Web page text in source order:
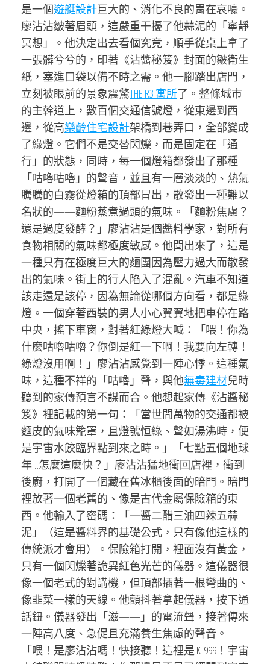
是一個遊艇設計巨大的、消化不良的胃在哀嚎。
廖沾沾皺著眉頭，這嚴重干擾了他蒜泥的「寧靜
冥想」。他決定出去看個究竟，順手從桌上拿了
一張髒兮兮的，印著《沾醬秘笈》封面的皺衛生
紙，塞進口袋以備不時之需。他一腳踏出店門，
立刻被眼前的景象震驚THE R3 寓所了。整條城市
的主幹道上，數百個交通信號燈，從東邊到西
邊，從高樂齡住宅設計架橋到巷弄口，全部變成
了綠燈。它們不是交替閃爍，而是固定在「通
行」的狀態，同時，每一個燈箱都發出了那種
「咕嚕咕嚕」的聲音，並且有一層淡淡的、熱氣
騰騰的白霧從燈箱的頂部冒出，散發出一種難以
名狀的——麵粉蒸煮過頭的氣味。「麵粉焦慮？
還是過度發酵？」廖沾沾是個醬料學家，對所有
食物相關的氣味都極度敏感。他聞出來了，這是
一種只有在極度巨大的麵團因為壓力過大而散發
出的氣味。街上的行人陷入了混亂。汽車不知道
該走還是該停，因為無論從哪個方向看，都是綠
燈。一個穿著西裝的男人小心翼翼地把車停在路
中央，搖下車窗，對著紅綠燈大喊：「喂！你為
什麼咕嚕咕嚕？你倒是紅一下啊！我要向左轉！
綠燈沒用啊！」廖沾沾感覺到一陣心悸。這種氣
味，這種不祥的「咕嚕」聲，與他無毒建材兒時
聽到的家傳預言不謀而合。他想起家傳《沾醬秘
笈》裡記載的第一句：「當世間萬物的交通都被
麵皮的氣味籠罩，且燈號恒綠、聲如湯沸時，便
是宇宙水餃臨界點到來之時。」「七點五個地球
年…怎麼這麼快？」廖沾沾猛地衝回店裡，衝到
後廚，打開了一個藏在舊冰櫃後面的暗門。暗門
裡放著一個老舊的、像是古代金屬保險箱的東
西。他輸入了密碼：「一醬二醋三油四辣五蒜
泥」（這是醬料界的基礎公式，只有像他這樣的
傳統派才會用）。保險箱打開，裡面沒有黃金，
只有一個閃爍著詭異紅色光芒的儀器。這儀器很
像一個老式的對講機，但頂部插著一根彎曲的、
像韭菜一樣的天線。他顫抖著拿起儀器，按下通
話鈕。儀器發出「滋——」的電流聲，接著傳來
一陣高八度、急促且充滿養生焦慮的聲音。
「喂！是廖沾沾嗎！快接聽！這裡是 K-999！宇宙